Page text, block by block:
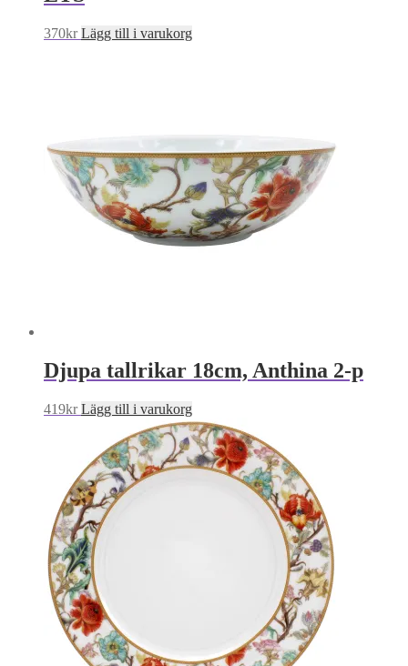
370kr Lägg till i varukorg
Djupa tallrikar 18cm, Anthina 2-p
419kr Lägg till i varukorg